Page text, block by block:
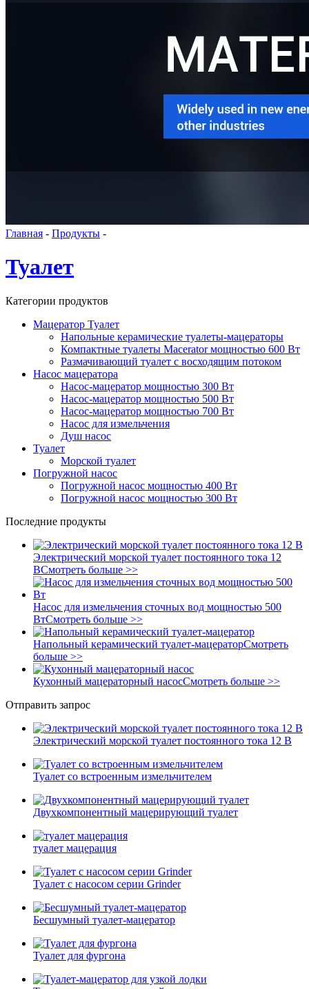
Главная - Продукты -
Туалет
Категории продуктов
Мацератор Туалет
Напольные керамические туалеты-мацераторы
Компактные туалеты Macerator мощностью 600 Вт
Размачивающий туалет с восходящим потоком
Насос мацератора
Насос-мацератор мощностью 300 Вт
Насос-мацератор мощностью 500 Вт
Насос-мацератор мощностью 700 Вт
Насос для измельчения
Душ насос
Туалет
Морской туалет
Погружной насос
Погружной насос мощностью 400 Вт
Погружной насос мощностью 300 Вт
Последние продукты
Электрический морской туалет постоянного тока 12
ВСмотреть больше >>
Насос для измельчения сточных вод мощностью 500
ВтСмотреть больше >>
Напольный керамический туалет-мацераторСмотреть
больше >>
Кухонный мацераторный насосСмотреть больше >>
Отправить запрос
Электрический морской туалет постоянного тока 12 В
Туалет со встроенным измельчителем
Двухкомпонентный мацерирующий туалет
туалет мацерация
Туалет с насосом серии Grinder
Бесшумный туалет-мацератор
Туалет для фургона